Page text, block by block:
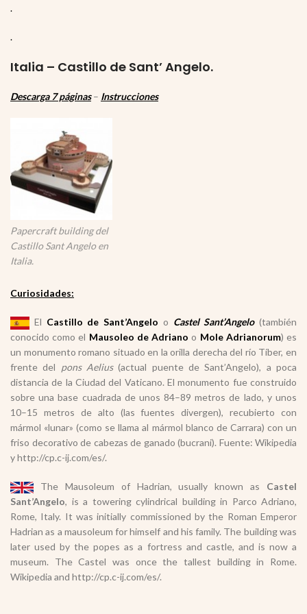
.
.
Italia – Castillo de Sant’ Angelo.
Descarga 7 páginas– Instrucciones
Papercraft building del
Castillo Sant Angelo en
Italia.
Curiosidades:
El Castillo de Sant’Angelo o Castel Sant’Angelo(también
conocido como el Mausoleo de Adriano o Mole Adrianorum) es
un monumento romano situado en la orilla derecha del río Tíber, en
frente del pons Aelius(actual puente de Sant’Angelo), a poca
distancia de la Ciudad del Vaticano. El monumento fue construido
sobre una base cuadrada de unos 84–89 metros de lado, y unos
10–15 metros de alto (las fuentes divergen), recubierto con
mármol «lunar» (como se llama al mármol blanco de Carrara) con un
friso decorativo de cabezas de ganado (bucrani). Fuente: Wikipedia
y http://cp.c-ij.com/es/.
The Mausoleum of Hadrian, usually known as Castel
Sant’Angelo, is a towering cylindrical building in Parco Adriano,
Rome, Italy. It was initially commissioned by the Roman Emperor
Hadrian as a mausoleum for himself and his family. The building was
later used by the popes as a fortress and castle, and is now a
museum. The Castel was once the tallest building in Rome.
Wikipedia and http://cp.c-ij.com/es/.